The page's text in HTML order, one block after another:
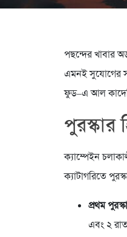
পছন্দের খাবার
এমনই সুযোগের
ফুড–এ আল
পুরস্কার
ক্যাম্পেইন
ক্যাটাগরিতে
প্রথম
এবং ২